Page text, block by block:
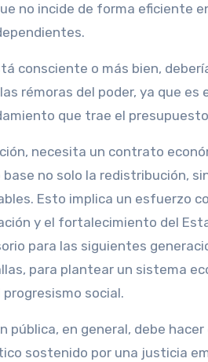
no incide de forma eficiente
consciente o más bien,
rémoras del poder, ya que
que trae el
necesita un contrato
no solo la redistribución,
Esto implica un esfuerzo
y el fortalecimiento del
para las siguientes
para plantear un sistema
social.
pública, en general, debe
sostenido por una justicia